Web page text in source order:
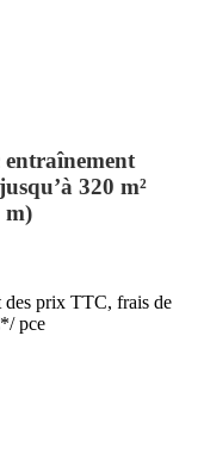
320 m²
m)
prix TTC, frais de
*/ pce